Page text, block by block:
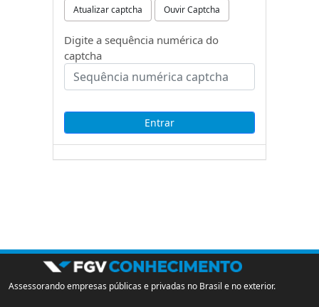
Atualizar captcha Ouvir Captcha
Digite a sequência numérica do
captcha
Assessorando empresas públicas e privadas no Brasil e no exterior.